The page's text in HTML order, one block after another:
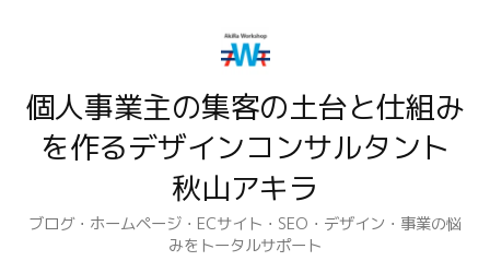
ン
キ
個人事業主の集客の土台と仕組み
を作るデザインコンサルタント
秋山アキラ
ブログ・ホームページ・ECサイト・SEO・デザイン・事業の悩
みをトータルサポート